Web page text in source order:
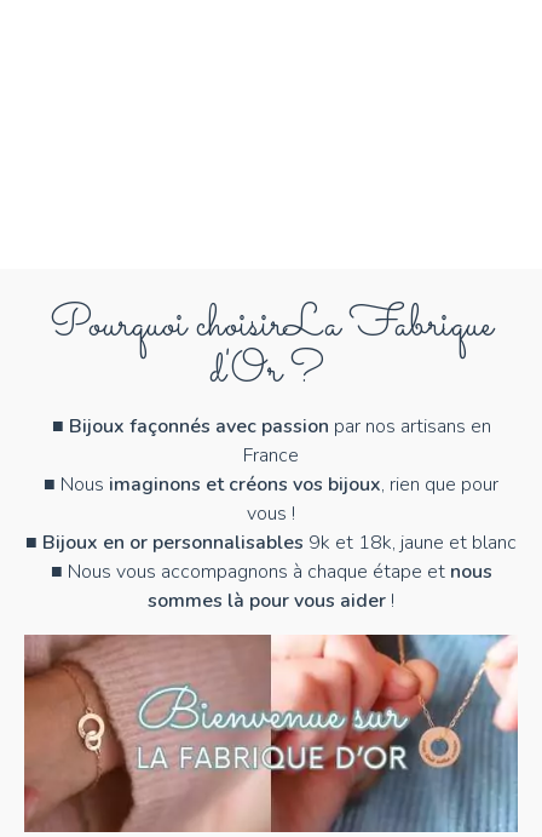
Pourquoi choisirLa Fabrique
d'Or ?
■ Bijoux façonnés avec passion par nos artisans en
France
■ Nous imaginons et créons vos bijoux, rien que pour
vous !
■ Bijoux en or personnalisables 9k et 18k, jaune et blanc
■ Nous vous accompagnons à chaque étape et nous
sommes là pour vous aider !